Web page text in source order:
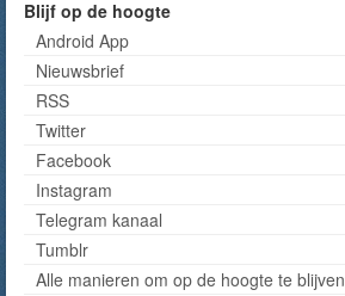
Blijf op de hoogte
Android App
Nieuwsbrief
RSS
Twitter
Facebook
Instagram
Telegram kanaal
Tumblr
Alle manieren om op de hoogte te blijven